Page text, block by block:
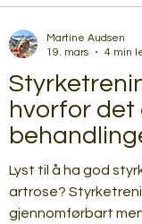
deg raskere tilbake
hvorfor det
Lyst til å ha god
artrose?
gjennomførbart
Martine Audsen
19. mars
4 min